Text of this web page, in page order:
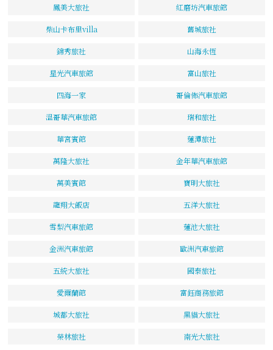
鳳美大旅社 紅磨坊汽車旅館
柴山卡布里villa 舊城旅社
錦秀旅社 山海永恆
星光汽車旅館 富山旅社
四海一家 哥倫佈汽車旅館
溫哥華汽車旅館 瑞和旅社
華宮賓館 蓮潭旅社
萬隆大旅社 金年華汽車旅館
萬美賓館 寶明大旅社
龍翔大飯店 五洋大旅社
雪梨汽車旅館 蓮池大旅社
金洲汽車旅館 歐洲汽車旅館
五統大旅社 國泰旅社
愛爾蘭館 富鈺商務旅館
城都大旅社 黑貓大旅社
榮林旅社 南光大旅社